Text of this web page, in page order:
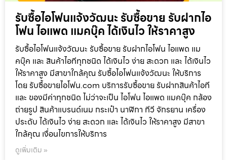
รับซื้อไอโฟนแจ้งวัฒนะ รับซื้อขาย รับฝากไอ
โฟน ไอแพด แมคบุ๊ค ได้เงินไว ให้ราคาสูง
รับซื้อไอโฟนแจ้งวัฒนะ รับซื้อขาย รับฝากไอโฟน ไอแพด แม
คบุ๊ค และ สินค้าไอทีทุกชนิด ได้เงินไว ง่าย สะดวก และ ได้เงินไว
ให้ราคาสูง มีสาขาใกล้คุณ รับซื้อไอโฟนแจ้งวัฒนะ ให้บริการ
โดย รับซื้อขายไอโฟน.com บริการรับซื้อขาย รับฝากสินค้าไอที
และ ของมีค่าทุกชนิด ไม่ว่าจะเป็น ไอโฟน ไอแพด แมคบุ๊ค กล้อง
ถ่ายรูป สินค้าแบรนด์เนม กระเป๋า นาฬิกา ทีวี จักรยาน เครื่อง
ประดับ ได้เงินไว ง่าย สะดวก และ ได้เงินไว ให้ราคาสูง มีสาขา
ใกล้คุณ เงื่อนไขการให้บริการ
ดูเพิ่มเติม »